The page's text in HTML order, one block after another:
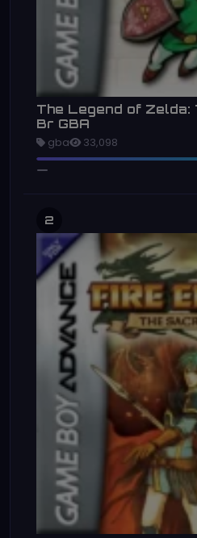
The Legend of Zelda:
Br GBA
gba 33,098
2